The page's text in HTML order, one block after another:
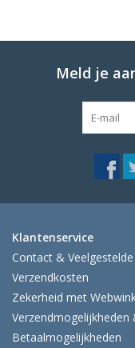
Meld je
Klantenservice
Contact &
Verzendkosten
Zekerheid met
Verzendmogelijkheden
Betaalmogelijkheden